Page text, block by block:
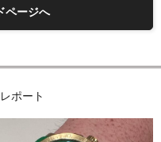
ページへ
ポート